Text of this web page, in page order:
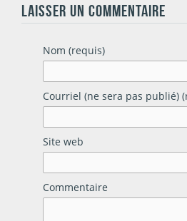
LAISSER UN COMMENTAIRE
Nom (requis)
Courriel (ne sera pas publié)
Site web
Commentaire